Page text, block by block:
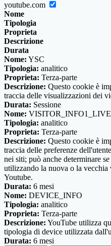
youtube.com
Nome
Tipologia
Proprieta
Descrizione
Durata
Nome: YSC
Tipologia: analitico
Proprieta: Terza-parte
Descrizione: Questo cookie è
traccia delle visualizzazioni dei
Durata: Sessione
Nome: VISITOR_INFO1_LIVE
Tipologia: analitico
Proprieta: Terza-parte
Descrizione: Questo cookie è
traccia delle preferenze
nei siti; può anche determinare
utilizzando la nuova o la
Youtube.
Durata: 6 mesi
Nome: DEVICE_INFO
Tipologia: analitico
Proprieta: Terza-parte
Descrizione: YouTube utilizza
tipologia di device utilizzata
Durata: 6 mesi